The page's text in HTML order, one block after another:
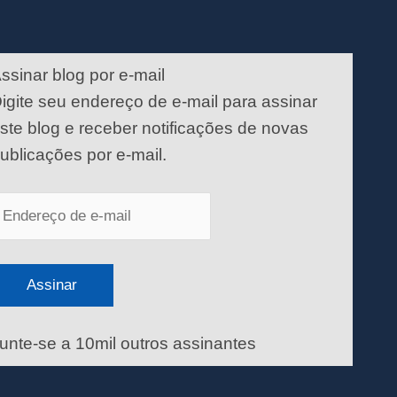
blog por e-mail
seu endereço de e-mail para assinar
blog e receber notificações de novas
por e-mail.
Assinar
se a 10mil outros assinantes